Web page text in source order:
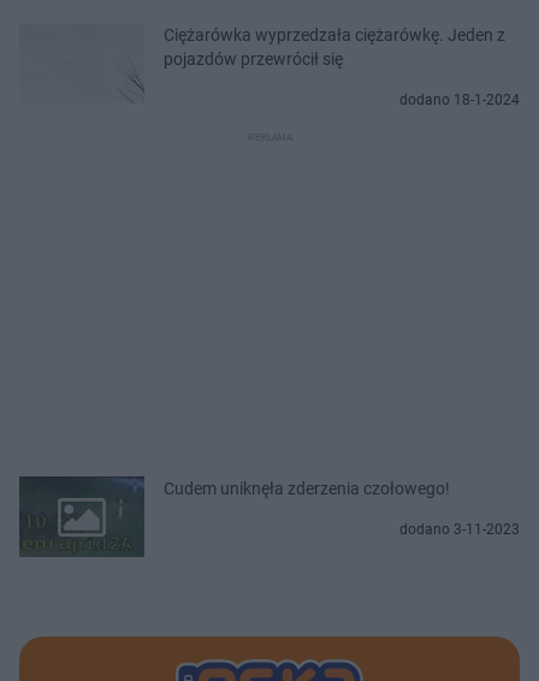
Ciężarówka wyprzedzała ciężarówkę. Jeden z
pojazdów przewrócił się
dodano 18-1-2024
Cudem uniknęła zderzenia czołowego!
dodano 3-11-2023